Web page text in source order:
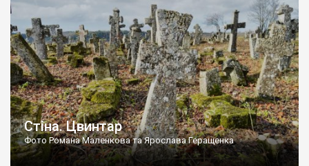
Стіна. Цвинтар
Фото Романа Маленкова та Ярослава Геращенка